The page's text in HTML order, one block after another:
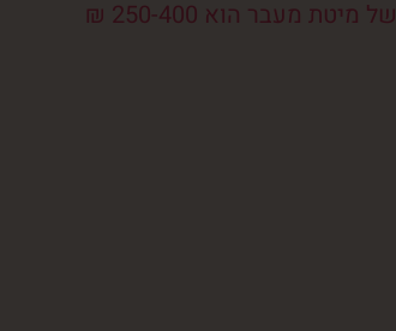
מיטת מעבר הוא 250-400 ₪